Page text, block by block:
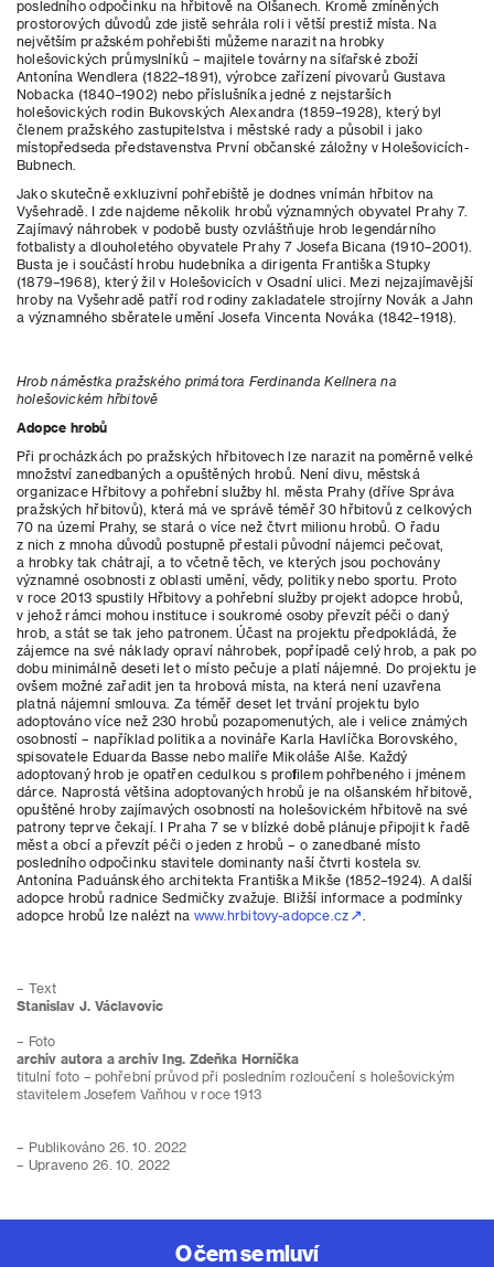
posledního odpočinku na hřbitově na Olšanech. Kromě zmíněných
prostorových důvodů zde jistě sehrála roli i větší prestiž místa. Na
největším pražském pohřebišti můžeme narazit na hrobky
holešovických průmyslníků – majitele továrny na síťařské zboží
Antonína Wendlera (1822–1891), výrobce zařízení pivovarů Gustava
Nobacka (1840–1902) nebo příslušníka jedné z nejstarších
holešovických rodin Bukovských Alexandra (1859–1928), který byl
členem pražského zastupitelstva i městské rady a působil i jako
místopředseda představenstva První občanské záložny v Holešovicích-
Bubnech.
Jako skutečně exkluzivní pohřebiště je dodnes vnímán hřbitov na
Vyšehradě. I zde najdeme několik hrobů významných obyvatel Prahy 7.
Zajímavý náhrobek v podobě busty ozvláštňuje hrob legendárního
fotbalisty a dlouholetého obyvatele Prahy 7 Josefa Bicana (1910–2001).
Busta je i součástí hrobu hudebníka a dirigenta Františka Stupky
(1879–1968), který žil v Holešovicích v Osadní ulici. Mezi nejzajímavější
hroby na Vyšehradě patří rod rodiny zakladatele strojírny Novák a Jahn
a významného sběratele umění Josefa Vincenta Nováka (1842–1918).
Hrob náměstka pražského primátora Ferdinanda Kellnera na
holešovickém hřbitově
Adopce hrobů
Při procházkách po pražských hřbitovech lze narazit na poměrně velké
množství zanedbaných a opuštěných hrobů. Není divu, městská
organizace Hřbitovy a pohřební služby hl. města Prahy (dříve Správa
pražských hřbitovů), která má ve správě téměř 30 hřbitovů z celkových
70 na území Prahy, se stará o více než čtvrt milionu hrobů. O řadu
z nich z mnoha důvodů postupně přestali původní nájemci pečovat,
a hrobky tak chátrají, a to včetně těch, ve kterých jsou pochovány
významné osobnosti z oblasti umění, vědy, politiky nebo sportu. Proto
v roce 2013 spustily Hřbitovy a pohřební služby projekt adopce hrobů,
v jehož rámci mohou instituce i soukromé osoby převzít péči o daný
hrob, a stát se tak jeho patronem. Účast na projektu předpokládá, že
zájemce na své náklady opraví náhrobek, popřípadě celý hrob, a pak po
dobu minimálně deseti let o místo pečuje a platí nájemné. Do projektu je
ovšem možné zařadit jen ta hrobová místa, na která není uzavřena
platná nájemní smlouva. Za téměř deset let trvání projektu bylo
adoptováno více než 230 hrobů pozapomenutých, ale i velice známých
osobností – například politika a novináře Karla Havlíčka Borovského,
spisovatele Eduarda Basse nebo malíře Mikoláše Alše. Každý
adoptovaný hrob je opatřen cedulkou s profilem pohřbeného i jménem
dárce. Naprostá většina adoptovaných hrobů je na olšanském hřbitově,
opuštěné hroby zajímavých osobností na holešovickém hřbitově na své
patrony teprve čekají. I Praha 7 se v blízké době plánuje připojit k řadě
měst a obcí a převzít péči o jeden z hrobů – o zanedbané místo
posledního odpočinku stavitele dominanty naší čtvrti kostela sv.
Antonína Paduánského architekta Františka Mikše (1852–1924). A další
adopce hrobů radnice Sedmičky zvažuje. Bližší informace a podmínky
adopce hrobů lze nalézt nawww.hrbitovy-adopce.cz
– Text
Stanislav J. Václavovic
– Foto
archiv autora a archiv Ing. Zdeňka Horníčka
titulní foto – pohřební průvod při posledním rozloučení s holešovickým
stavitelem Josefem Vaňhou v roce 1913
– Publikováno 26. 10. 2022
– Upraveno 26. 10. 2022
O čem se mluví